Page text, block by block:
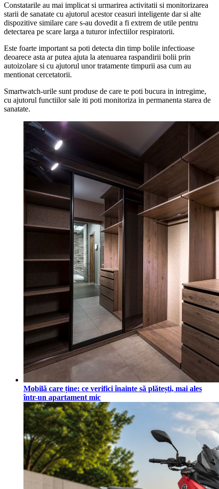
Constatarile au mai implicat si urmarirea activitatii si monitorizarea
starii de sanatate cu ajutorul acestor ceasuri inteligente dar si alte
dispozitive similare care s-au dovedit a fi extrem de utile pentru
detectarea pe scare larga a tuturor infectiilor respiratorii.
Este foarte important sa poti detecta din timp bolile infectioase
deoarece asta ar putea ajuta la atenuarea raspandirii bolii prin
autoizolare si cu ajutorul unor tratamente timpurii asa cum au
mentionat cercetatorii.
Smartwatch-urile sunt produse de care te poti bucura in intregime,
cu ajutorul functiilor sale iti poti monitoriza in permanenta starea de
sanatate.
Mobilă care ține: ce verifici înainte să plătești, mai ales
într-un apartament mic